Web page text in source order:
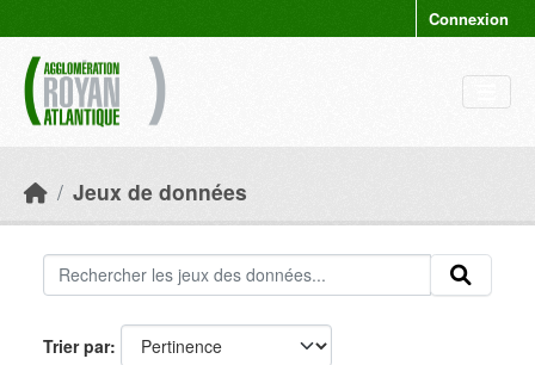
Connexion
Jeux de données
Trier par